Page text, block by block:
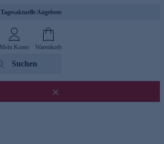
Tagesaktuelle Angebote
Mein Konto Warenkorb
Suchen